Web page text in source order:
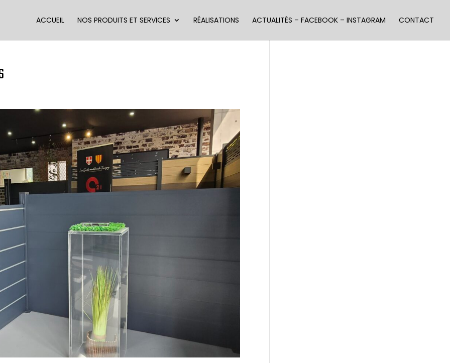
ACCUEIL NOS PRODUITS ET SERVICES RÉALISATIONS ACTUALITÉS – FACEBOOK – INSTAGRAM CONTACT